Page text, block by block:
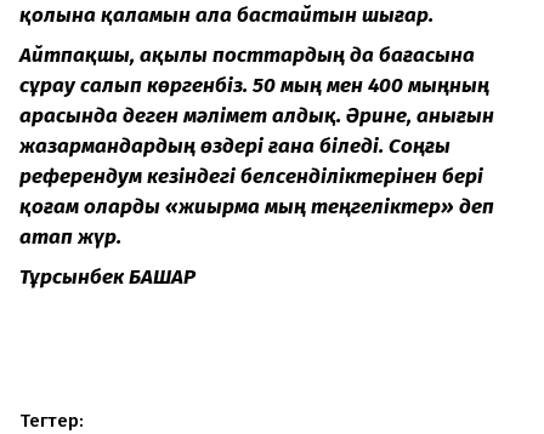
қолына қаламын ала бастайтын шығар.
Айтпақшы, ақылы посттардың да бағасына
сұрау салып көргенбіз. 50 мың мен 400 мыңның
арасында деген мәлімет алдық. Әрине, анығын
жазармандардың өздері ғана біледі. Соңғы
референдум кезіндегі белсенділіктерінен бері
қоғам оларды «жиырма мың теңгеліктер» деп
атап жүр.
Тұрсынбек БАШАР
Тегтер: